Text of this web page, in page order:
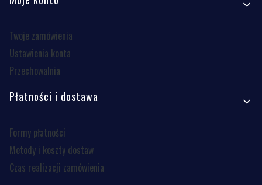
Twoje zamówienia
Ustawienia konta
Przechowalnia
Płatności i dostawa
Formy płatności
Metody i koszty dostaw
Czas realizacji zamówienia